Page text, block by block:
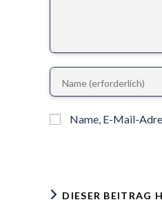
Name, E-Mail-
DIESER BEITRAG